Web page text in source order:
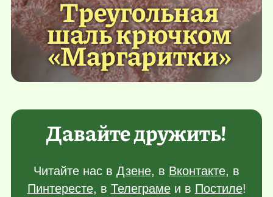
Треугольная
шаль крючком
«Маргаритки»
Давайте дружить!
Читайте нас в Дзене, в Вконтакте, в
Пинтересте, в Телеграмеи в Постиле!